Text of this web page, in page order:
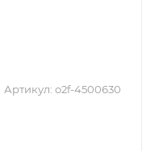
Артикул: o2f-4500630